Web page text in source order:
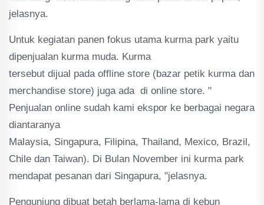
jelasnya.
Untuk kegiatan panen fokus utama kurma park yaitu
dipenjualan kurma muda. Kurma
tersebut dijual pada offline store (bazar petik kurma dan
merchandise store) juga ada di online store. "
Penjualan online sudah kami ekspor ke berbagai negara
diantaranya
Malaysia, Singapura, Filipina, Thailand, Mexico, Brazil,
Chile dan Taiwan). Di Bulan November ini kurma park
mendapat pesanan dari Singapura, "jelasnya.
Pengunjung dibuat betah berlama-lama di kebun